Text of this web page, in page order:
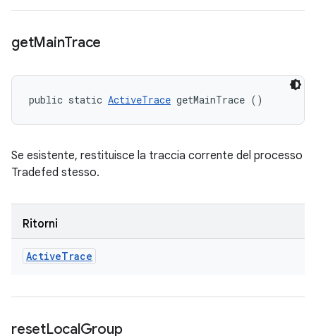
getMainTrace
public static ActiveTrace getMainTrace ()
Se esistente, restituisce la traccia corrente del processo
Tradefed stesso.
Ritorni
ActiveTrace
resetLocalGroup